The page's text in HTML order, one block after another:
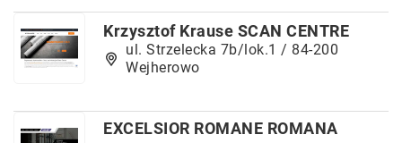
Krzysztof Krause SCAN CENTRE
ul. Strzelecka 7b/lok.1 / 84-200
Wejherowo
EXCELSIOR ROMANE ROMANA